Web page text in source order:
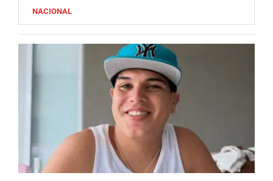
NACIONAL